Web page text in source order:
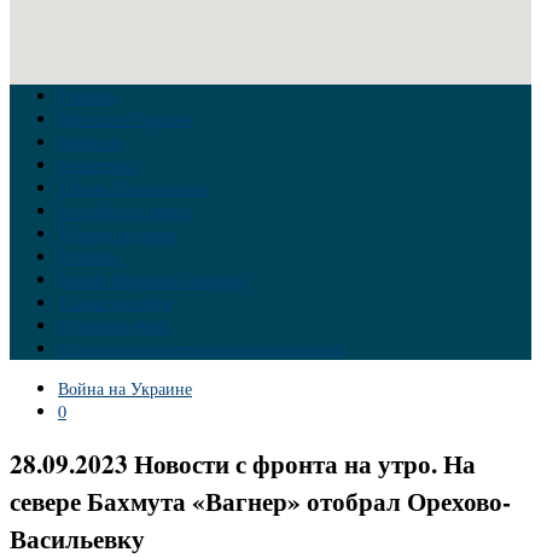
Главная
Война на Украине
Новости
Аналитика
Тайны Геополитики
Российские элиты
Теория заговора
Украина
Новый Мировой Порядок
Тайны истории
Обратная связь
Правила комментирования материалов
Война на Украине
0
28.09.2023 Новости с фронта на утро. На
севере Бахмута «Вагнер» отобрал Орехово-
Васильевку